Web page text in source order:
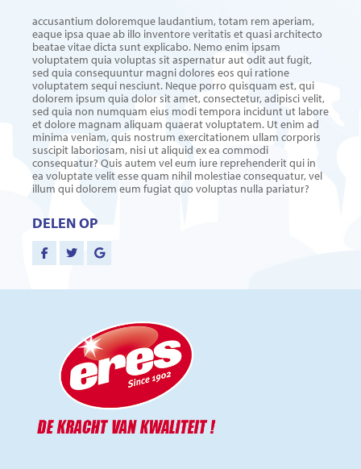
accusantium doloremque laudantium, totam rem aperiam,
eaque ipsa quae ab illo inventore veritatis et quasi architecto
beatae vitae dicta sunt explicabo. Nemo enim ipsam
voluptatem quia voluptas sit aspernatur aut odit aut fugit,
sed quia consequuntur magni dolores eos qui ratione
voluptatem sequi nesciunt. Neque porro quisquam est, qui
dolorem ipsum quia dolor sit amet, consectetur, adipisci velit,
sed quia non numquam eius modi tempora incidunt ut labore
et dolore magnam aliquam quaerat voluptatem. Ut enim ad
minima veniam, quis nostrum exercitationem ullam corporis
suscipit laboriosam, nisi ut aliquid ex ea commodi
consequatur? Quis autem vel eum iure reprehenderit qui in
ea voluptate velit esse quam nihil molestiae consequatur, vel
illum qui dolorem eum fugiat quo voluptas nulla pariatur?
DELEN OP